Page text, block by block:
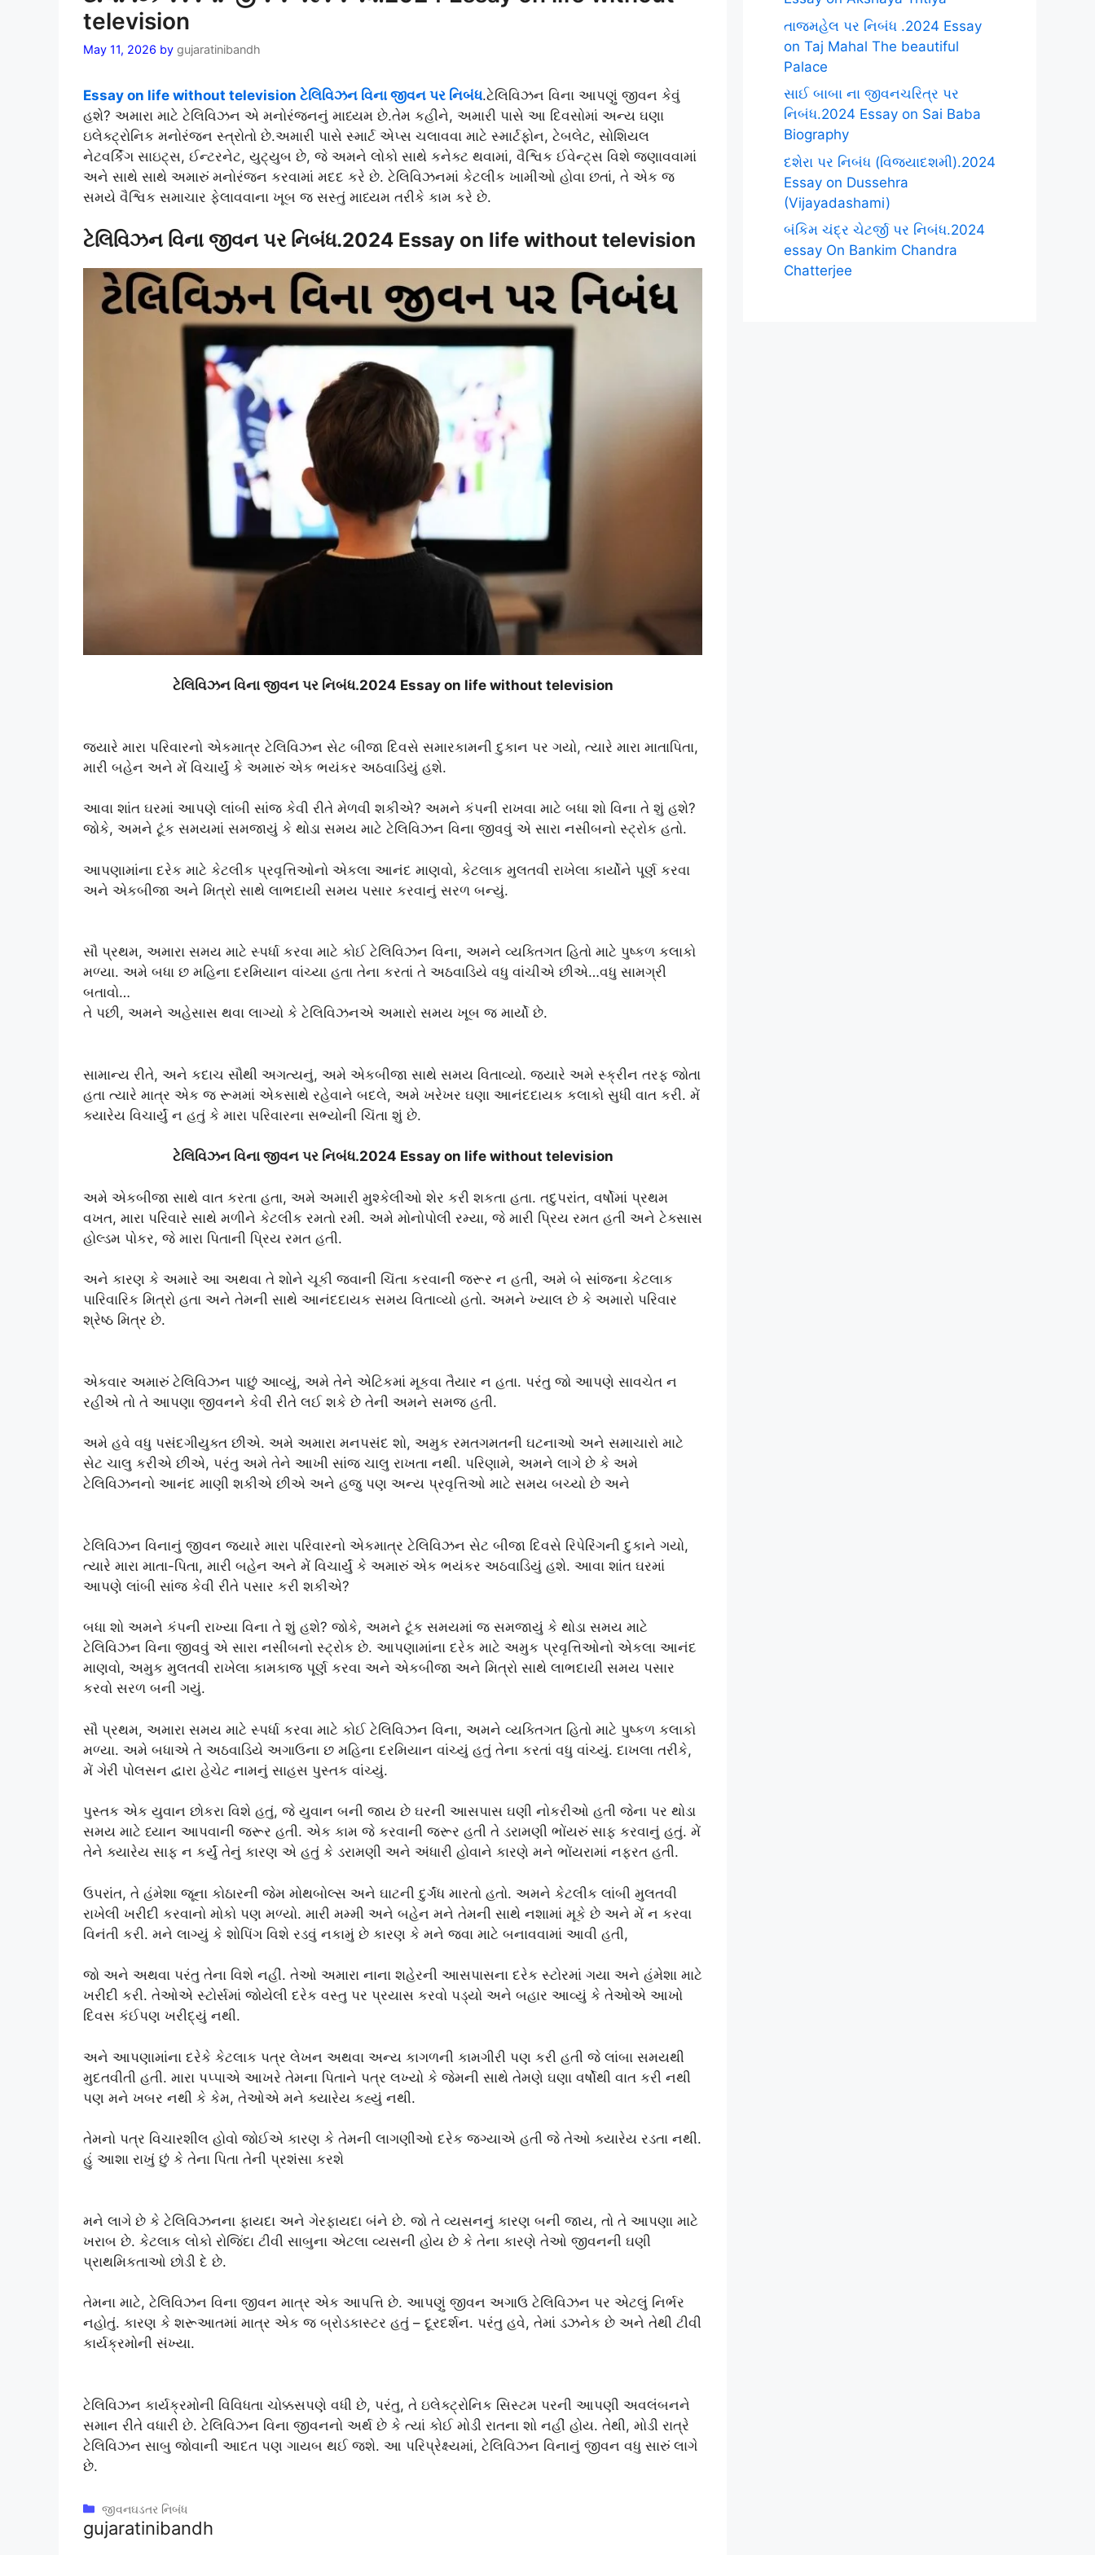
television
May 11, 2026 by gujaratinibandh
Essay on life without television ટેલિવિઝન વિના જીવન પર નિબંધ.ટેલિવિઝન વિના આપણું જીવન કેવું
હશે? અમારા માટે ટેલિવિઝન એ મનોરંજનનું માધ્યમ છે.તેમ કહીને, અમારી પાસે આ દિવસોમાં અન્ય ઘણા
ઇલેક્ટ્રોનિક મનોરંજન સ્ત્રોતો છે.અમારી પાસે સ્માર્ટ એપ્સ ચલાવવા માટે સ્માર્ટફોન, ટેબલેટ, સોશિયલ
નેટવર્કિંગ સાઇટ્સ, ઈન્ટરનેટ, યુટ્યુબ છે, જે અમને લોકો સાથે કનેક્ટ થવામાં, વૈશ્વિક ઈવેન્ટ્સ વિશે જણાવવામાં
અને સાથે સાથે અમારું મનોરંજન કરવામાં મદદ કરે છે. ટેલિવિઝનમાં કેટલીક ખામીઓ હોવા છતાં, તે એક જ
સમયે વૈશ્વિક સમાચાર ફેલાવવાના ખૂબ જ સસ્તું માધ્યમ તરીકે કામ કરે છે.
ટેલિવિઝન વિના જીવન પર નિબંધ.2024 Essay on life without television
ટેલિવિઝન વિના જીવન પર નિબંધ.2024 Essay on life without television
જ્યારે મારા પરિવારનો એકમાત્ર ટેલિવિઝન સેટ બીજા દિવસે સમારકામની દુકાન પર ગયો, ત્યારે મારા માતાપિતા,
મારી બહેન અને મેં વિચાર્યું કે અમારું એક ભયંકર અઠવાડિયું હશે.
આવા શાંત ઘરમાં આપણે લાંબી સાંજ કેવી રીતે મેળવી શકીએ? અમને કંપની રાખવા માટે બધા શો વિના તે શું હશે?
જોકે, અમને ટૂંક સમયમાં સમજાયું કે થોડા સમય માટે ટેલિવિઝન વિના જીવવું એ સારા નસીબનો સ્ટ્રોક હતો.
આપણામાંના દરેક માટે કેટલીક પ્રવૃત્તિઓનો એકલા આનંદ માણવો, કેટલાક મુલતવી રાખેલા કાર્યોને પૂર્ણ કરવા
અને એકબીજા અને મિત્રો સાથે લાભદાયી સમય પસાર કરવાનું સરળ બન્યું.
સૌ પ્રથમ, અમારા સમય માટે સ્પર્ધા કરવા માટે કોઈ ટેલિવિઝન વિના, અમને વ્યક્તિગત હિતો માટે પુષ્કળ કલાકો
મળ્યા. અમે બધા છ મહિના દરમિયાન વાંચ્યા હતા તેના કરતાં તે અઠવાડિયે વધુ વાંચીએ છીએ…વધુ સામગ્રી
બતાવો…
તે પછી, અમને અહેસાસ થવા લાગ્યો કે ટેલિવિઝનએ અમારો સમય ખૂબ જ માર્યો છે.
સામાન્ય રીતે, અને કદાચ સૌથી અગત્યનું, અમે એકબીજા સાથે સમય વિતાવ્યો. જ્યારે અમે સ્ક્રીન તરફ જોતા
હતા ત્યારે માત્ર એક જ રૂમમાં એકસાથે રહેવાને બદલે, અમે ખરેખર ઘણા આનંદદાયક કલાકો સુધી વાત કરી. મેં
ક્યારેય વિચાર્યું ન હતું કે મારા પરિવારના સભ્યોની ચિંતા શું છે.
ટેલિવિઝન વિના જીવન પર નિબંધ.2024 Essay on life without television
અમે એકબીજા સાથે વાત કરતા હતા, અમે અમારી મુશ્કેલીઓ શેર કરી શકતા હતા. તદુપરાંત, વર્ષોમાં પ્રથમ
વખત, મારા પરિવારે સાથે મળીને કેટલીક રમતો રમી. અમે મોનોપોલી રમ્યા, જે મારી પ્રિય રમત હતી અને ટેક્સાસ
હોલ્ડમ પોકર, જે મારા પિતાની પ્રિય રમત હતી.
અને કારણ કે અમારે આ અથવા તે શોને ચૂકી જવાની ચિંતા કરવાની જરૂર ન હતી, અમે બે સાંજના કેટલાક
પારિવારિક મિત્રો હતા અને તેમની સાથે આનંદદાયક સમય વિતાવ્યો હતો. અમને ખ્યાલ છે કે અમારો પરિવાર
શ્રેષ્ઠ મિત્ર છે.
એકવાર અમારું ટેલિવિઝન પાછું આવ્યું, અમે તેને એટિકમાં મૂકવા તૈયાર ન હતા. પરંતુ જો આપણે સાવચેત ન
રહીએ તો તે આપણા જીવનને કેવી રીતે લઈ શકે છે તેની અમને સમજ હતી.
અમે હવે વધુ પસંદગીયુક્ત છીએ. અમે અમારા મનપસંદ શો, અમુક રમતગમતની ઘટનાઓ અને સમાચારો માટે
સેટ ચાલુ કરીએ છીએ, પરંતુ અમે તેને આખી સાંજ ચાલુ રાખતા નથી. પરિણામે, અમને લાગે છે કે અમે
ટેલિવિઝનનો આનંદ માણી શકીએ છીએ અને હજુ પણ અન્ય પ્રવૃત્તિઓ માટે સમય બચ્યો છે અને
ટેલિવિઝન વિનાનું જીવન જ્યારે મારા પરિવારનો એકમાત્ર ટેલિવિઝન સેટ બીજા દિવસે રિપેરિંગની દુકાને ગયો,
ત્યારે મારા માતા-પિતા, મારી બહેન અને મેં વિચાર્યું કે અમારું એક ભયંકર અઠવાડિયું હશે. આવા શાંત ઘરમાં
આપણે લાંબી સાંજ કેવી રીતે પસાર કરી શકીએ?
બધા શો અમને કંપની રાખ્યા વિના તે શું હશે? જોકે, અમને ટૂંક સમયમાં જ સમજાયું કે થોડા સમય માટે
ટેલિવિઝન વિના જીવવું એ સારા નસીબનો સ્ટ્રોક છે. આપણામાંના દરેક માટે અમુક પ્રવૃત્તિઓનો એકલા આનંદ
માણવો, અમુક મુલતવી રાખેલા કામકાજ પૂર્ણ કરવા અને એકબીજા અને મિત્રો સાથે લાભદાયી સમય પસાર
કરવો સરળ બની ગયું.
સૌ પ્રથમ, અમારા સમય માટે સ્પર્ધા કરવા માટે કોઈ ટેલિવિઝન વિના, અમને વ્યક્તિગત હિતો માટે પુષ્કળ કલાકો
મળ્યા. અમે બધાએ તે અઠવાડિયે અગાઉના છ મહિના દરમિયાન વાંચ્યું હતું તેના કરતાં વધુ વાંચ્યું. દાખલા તરીકે,
મેં ગેરી પોલસન દ્વારા હેચેટ નામનું સાહસ પુસ્તક વાંચ્યું.
પુસ્તક એક યુવાન છોકરા વિશે હતું, જે યુવાન બની જાય છે ઘરની આસપાસ ઘણી નોકરીઓ હતી જેના પર થોડા
સમય માટે ધ્યાન આપવાની જરૂર હતી. એક કામ જે કરવાની જરૂર હતી તે ડરામણી ભોંયરું સાફ કરવાનું હતું. મેં
તેને ક્યારેય સાફ ન કર્યું તેનું કારણ એ હતું કે ડરામણી અને અંધારી હોવાને કારણે મને ભોંયરામાં નફરત હતી.
ઉપરાંત, તે હંમેશા જૂના કોઠારની જેમ મોથબોલ્સ અને ઘાટની દુર્ગંધ મારતો હતો. અમને કેટલીક લાંબી મુલતવી
રાખેલી ખરીદી કરવાનો મોકો પણ મળ્યો. મારી મમ્મી અને બહેન મને તેમની સાથે નશામાં મૂકે છે અને મેં ન કરવા
વિનંતી કરી. મને લાગ્યું કે શોપિંગ વિશે રડવું નકામું છે કારણ કે મને જવા માટે બનાવવામાં આવી હતી,
જો અને અથવા પરંતુ તેના વિશે નહીં. તેઓ અમારા નાના શહેરની આસપાસના દરેક સ્ટોરમાં ગયા અને હંમેશા માટે
ખરીદી કરી. તેઓએ સ્ટોર્સમાં જોયેલી દરેક વસ્તુ પર પ્રયાસ કરવો પડ્યો અને બહાર આવ્યું કે તેઓએ આખો
દિવસ કંઈપણ ખરીદ્યું નથી.
અને આપણામાંના દરેકે કેટલાક પત્ર લેખન અથવા અન્ય કાગળની કામગીરી પણ કરી હતી જે લાંબા સમયથી
મુદતવીતી હતી. મારા પપ્પાએ આખરે તેમના પિતાને પત્ર લખ્યો કે જેમની સાથે તેમણે ઘણા વર્ષોથી વાત કરી નથી
પણ મને ખબર નથી કે કેમ, તેઓએ મને ક્યારેય કહ્યું નથી.
તેમનો પત્ર વિચારશીલ હોવો જોઈએ કારણ કે તેમની લાગણીઓ દરેક જગ્યાએ હતી જે તેઓ ક્યારેય રડતા નથી.
હું આશા રાખું છું કે તેના પિતા તેની પ્રશંસા કરશે
મને લાગે છે કે ટેલિવિઝનના ફાયદા અને ગેરફાયદા બંને છે. જો તે વ્યસનનું કારણ બની જાય, તો તે આપણા માટે
ખરાબ છે. કેટલાક લોકો રોજિંદા ટીવી સાબુના એટલા વ્યસની હોય છે કે તેના કારણે તેઓ જીવનની ઘણી
પ્રાથમિકતાઓ છોડી દે છે.
તેમના માટે, ટેલિવિઝન વિના જીવન માત્ર એક આપત્તિ છે. આપણું જીવન અગાઉ ટેલિવિઝન પર એટલું નિર્ભર
નહોતું. કારણ કે શરૂઆતમાં માત્ર એક જ બ્રોડકાસ્ટર હતું – દૂરદર્શન. પરંતુ હવે, તેમાં ડઝનેક છે અને તેથી ટીવી
કાર્યક્રમોની સંખ્યા.
ટેલિવિઝન કાર્યક્રમોની વિવિધતા ચોક્કસપણે વધી છે, પરંતુ, તે ઇલેક્ટ્રોનિક સિસ્ટમ પરની આપણી અવલંબનને
સમાન રીતે વધારી છે. ટેલિવિઝન વિના જીવનનો અર્થ છે કે ત્યાં કોઈ મોડી રાતના શો નહીં હોય. તેથી, મોડી રાત્રે
ટેલિવિઝન સાબુ જોવાની આદત પણ ગાયબ થઈ જશે. આ પરિપ્રેક્ષ્યમાં, ટેલિવિઝન વિનાનું જીવન વધુ સારું લાગે
છે.
Categories
જીવનઘડતર નિબંધ
gujaratinibandh
તાજમહેલ પર નિબંધ .2024 Essay
on Taj Mahal The beautiful
Palace
સાઈ બાબા ના જીવનચરિત્ર પર
નિબંધ.2024 Essay on Sai Baba
Biography
દશેરા પર નિબંધ (વિજયાદશમી).2024
Essay on Dussehra
(Vijayadashami)
બંકિમ ચંદ્ર ચેટર્જી પર નિબંધ.2024
essay On Bankim Chandra
Chatterjee